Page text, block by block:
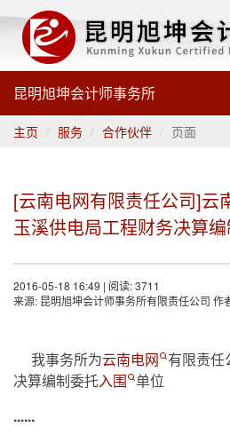
昆明旭坤会计师事务所
主页 服务 合作伙伴 页面
[云南电网有限责任公司]云
玉溪供电局工程财务决算
2016-05-18 16:49 | 阅读: 3711
来源: 昆明旭坤会计师事务所有限责任公司 作
我事务所为云南电网 有限责任
决算编制委托入围 单位
......